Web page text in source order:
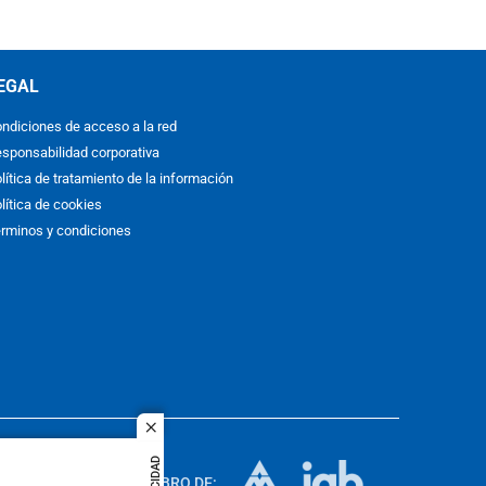
close
de acceso a la red
corporativa
de tratamiento de la información
de cookies
y condiciones